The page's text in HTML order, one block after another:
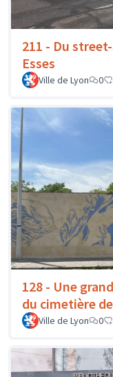
211 - Du
Esses
Ville de Lyon 0
128 - Une
du cimetière
Ville de Lyon 0